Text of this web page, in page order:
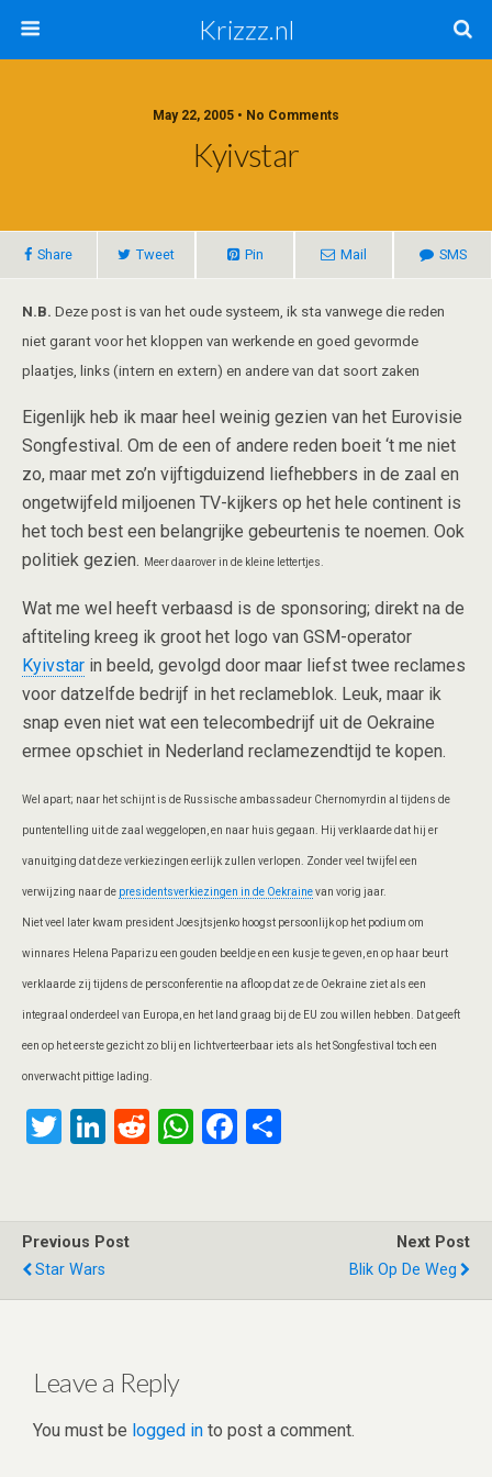
Krizzz.nl
May 22, 2005 • No Comments
Kyivstar
Share Tweet Pin Mail SMS
N.B. Deze post is van het oude systeem, ik sta vanwege die reden
niet garant voor het kloppen van werkende en goed gevormde
plaatjes, links (intern en extern) en andere van dat soort zaken
Eigenlijk heb ik maar heel weinig gezien van het Eurovisie
Songfestival. Om de een of andere reden boeit ‘t me niet
zo, maar met zo’n vijftigduizend liefhebbers in de zaal en
ongetwijfeld miljoenen TV-kijkers op het hele continent is
het toch best een belangrijke gebeurtenis te noemen. Ook
politiek gezien.
Meer daarover in de kleine lettertjes.
Wat me wel heeft verbaasd is de sponsoring; direkt na de
aftiteling kreeg ik groot het logo van GSM-operator
Kyivstar in beeld, gevolgd door maar liefst twee reclames
voor datzelfde bedrijf in het reclameblok. Leuk, maar ik
snap even niet wat een telecombedrijf uit de Oekraine
ermee opschiet in Nederland reclamezendtijd te kopen.
Wel apart; naar het schijnt is de Russische ambassadeur Chernomyrdin al tijdens de
puntentelling uit de zaal weggelopen, en naar huis gegaan. Hij verklaarde dat hij er
vanuitging dat deze verkiezingen eerlijk zullen verlopen. Zonder veel twijfel een
verwijzing naar de presidentsverkiezingen in de Oekrainevan vorig jaar.
Niet veel later kwam president Joesjtsjenko hoogst persoonlijk op het podium om
winnares Helena Paparizu een gouden beeldje en een kusje te geven, en op haar beurt
verklaarde zij tijdens de persconferentie na afloop dat ze de Oekraine ziet als een
integraal onderdeel van Europa, en het land graag bij de EU zou willen hebben. Dat geeft
een op het eerste gezicht zo blij en lichtverteerbaar iets als het Songfestival toch een
onverwacht pittige lading.
T
er
Li
dI
R
W
p
F
o
Previous Post
Star Wars
Next Post
Blik Op De Weg
Leave a Reply
You must be logged in to post a comment.